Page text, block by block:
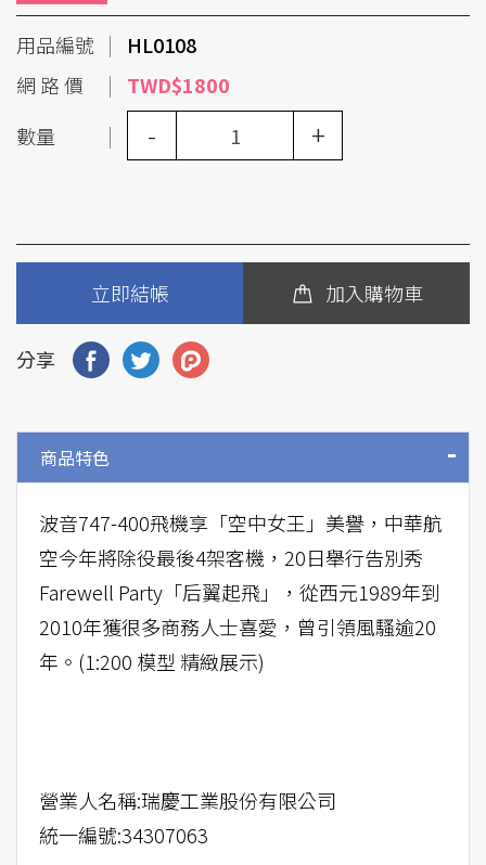
用品編號
HL0108
網 路 價
TWD$1800
數量
- +
立即結帳 加入購物車
分享
商品特色
波音747-400飛機享「空中女王」美譽，中華航
空今年將除役最後4架客機，20日舉行告別秀
Farewell Party「后翼起飛」，從西元1989年到
2010年獲很多商務人士喜愛，曾引領風騷逾20
年。(1:200 模型 精緻展示)
營業人名稱:瑞慶工業股份有限公司
統一編號:​34307063